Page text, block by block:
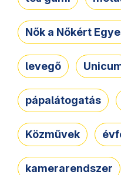
Nők a Nőkért
levegő
pápalátogatás
Közművek
kamerarendszer